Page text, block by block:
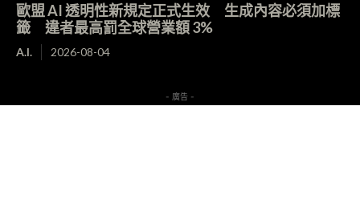
歐盟 AI 透明性新規定正式生效 生成內容必須加標
籤 違者最高罰全球營業額 3%
A.I. 2026-08-04
- 廣告 -